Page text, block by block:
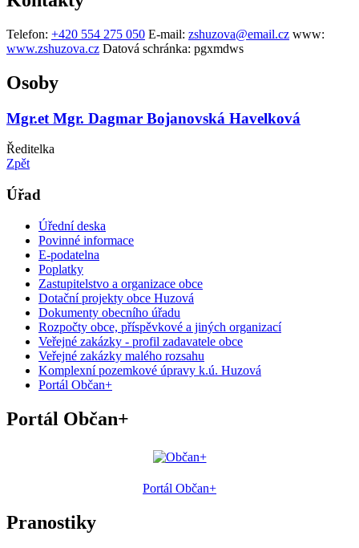
Telefon: +420 554 275 050 E-mail: zshuzova@email.cz www:
www.zshuzova.cz Datová schránka: pgxmdws
Osoby
Mgr.et Mgr. Dagmar Bojanovská Havelková
Ředitelka
Zpět
Úřad
Úřední deska
Povinné informace
E-podatelna
Poplatky
Zastupitelstvo a organizace obce
Dotační projekty obce Huzová
Dokumenty obecního úřadu
Rozpočty obce, příspěvkové a jiných organizací
Veřejné zakázky - profil zadavatele obce
Veřejné zakázky malého rozsahu
Komplexní pozemkové úpravy k.ú. Huzová
Portál Občan+
Portál Občan+
Portál Občan+
Pranostiky